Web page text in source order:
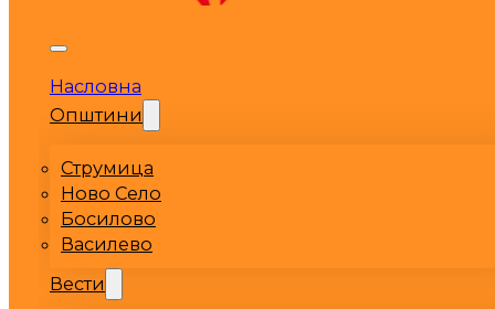
Насловна
Општини
Струмица
Ново Село
Босилово
Василево
Вести